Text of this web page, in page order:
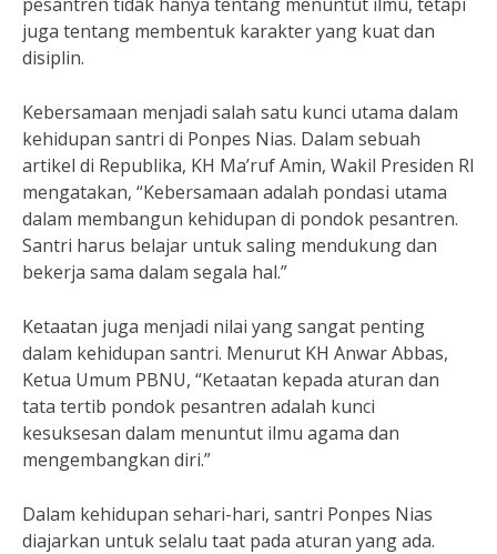
juga tentang membentuk karakter yang kuat dan
disiplin.
Kebersamaan menjadi salah satu kunci utama dalam
kehidupan santri di Ponpes Nias. Dalam sebuah
artikel di Republika, KH Ma’ruf Amin, Wakil Presiden RI
mengatakan, “Kebersamaan adalah pondasi utama
dalam membangun kehidupan di pondok pesantren.
Santri harus belajar untuk saling mendukung dan
bekerja sama dalam segala hal.”
Ketaatan juga menjadi nilai yang sangat penting
dalam kehidupan santri. Menurut KH Anwar Abbas,
Ketua Umum PBNU, “Ketaatan kepada aturan dan
tata tertib pondok pesantren adalah kunci
kesuksesan dalam menuntut ilmu agama dan
mengembangkan diri.”
Dalam kehidupan sehari-hari, santri Ponpes Nias
diajarkan untuk selalu taat pada aturan yang ada.